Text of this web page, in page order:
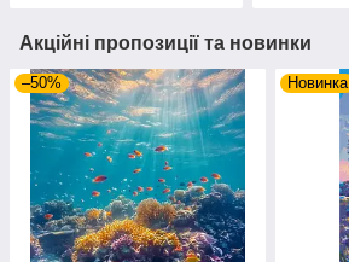
Акційні пропозиції та новинки
–50% Новинка